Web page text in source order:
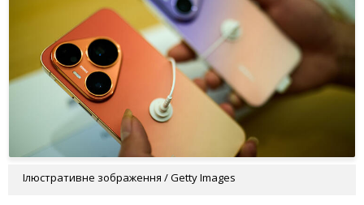
Ілюстративне зображення / Getty Images